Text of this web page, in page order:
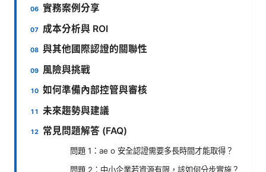
實務案例分享
成本分析與 ROI
與其他國際認證的關聯性
風險與挑戰
如何準備內部控管與審核
未來趨勢與建議
常見問題解答 (FAQ)
問題 1：ae o 安全認證需要多長時間才能取得？
問題 2：中小企業若資源有限，該如何分步實施？